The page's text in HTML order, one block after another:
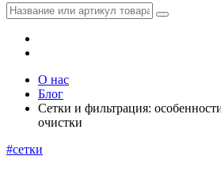
О нас
Блог
Сетки и фильтрация:
очистки
#cетки